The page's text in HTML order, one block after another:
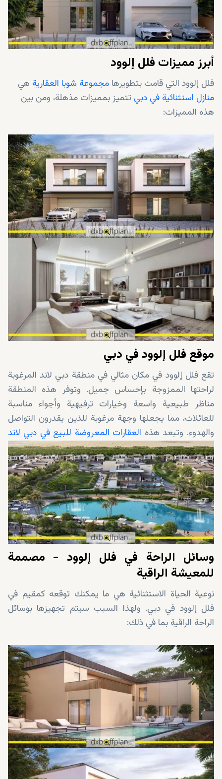
أبرز مميزات فلل إلوود
فلل إلوود التي قامت بتطويرها مجموعة شوبا العقارية هي
منازل استثنائية في دبي تتميز بمميزات مذهلة، ومن بين
هذه المميزات:
موقع فلل إلوود في دبي
تقع فلل إلوود في مكان مثالي في منطقة دبي لاند المرغوبة
لراحتها الممزوجة بإحساس جميل. وتوفر هذه المنطقة
مناظر طبيعية واسعة وخيارات ترفيهية وأجواء مناسبة
للعائلات، مما يجعلها وجهة مرغوبة للذين يقدرون التواصل
والهدوء. وتبعد هذه العقارات المعروضة للبيع في دبي لاند
حوالي 20 دقيقة فقط عن وسط دبي.
وسائل الراحة في فلل إلوود - مصممة
للمعيشة الراقية
نوعية الحياة الاستثنائية هي ما يمكنك توقعه كمقيم في
فلل إلوود في دبي. ولهذا السبب سيتم تجهيزها بوسائل
الراحة الراقية بما في ذلك: